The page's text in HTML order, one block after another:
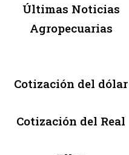
Últimas Noticias
Agropecuarias
Cotización del dólar
Cotización del Real